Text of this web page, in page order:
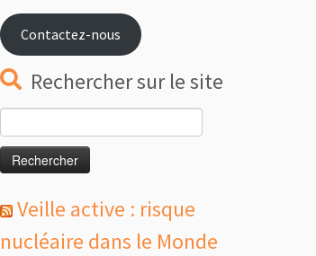
Contactez-nous
Rechercher sur le site
Veille active : risque
nucléaire dans le Monde